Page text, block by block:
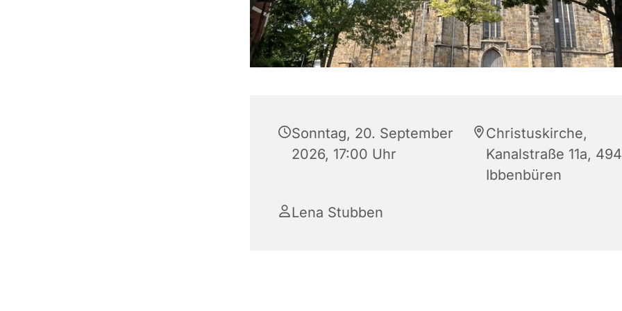
Sonntag, 20. September
2026, 17:00 Uhr
Christuskirche,
Kanalstraße 11a,
Ibbenbüren
Lena Stubben